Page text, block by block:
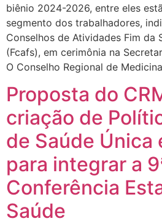
biênio 2024-2026, entre eles
segmento dos trabalhadores,
Conselhos de Atividades Fim da
(Fcafs), em cerimônia na
O Conselho Regional de
Proposta do
criação de
de Saúde Única
para integrar a
Conferência
Saúde